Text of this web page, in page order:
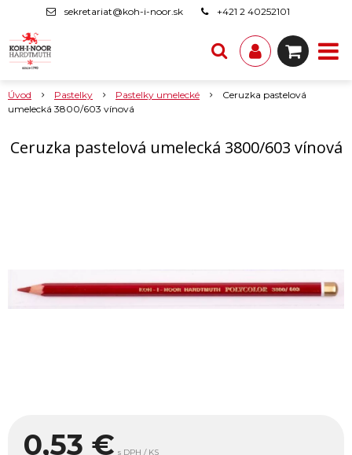
sekretariat@koh-i-noor.sk +421 2 40252101
Úvod Pastelky Pastelky umelecké
Ceruzka pastelová
umelecká 3800/603 vínová
Ceruzka pastelová umelecká 3800/603 vínová
0,53 € s DPH / KS